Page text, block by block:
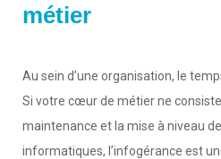
métier
Au sein d’une organisation, le
Si votre cœur de métier ne
maintenance et la mise à niveau
informatiques, l’infogérance est